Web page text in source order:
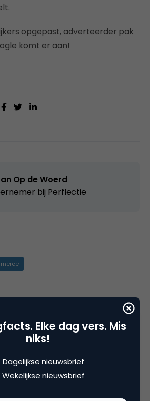
opgepast, adverteerder pak
komt er aan!
Op de Woerd
bij Perflectie
Elke dag vers. Mis
niks!
Dagelijkse nieuwsbrief
Wekelijkse nieuwsbrief